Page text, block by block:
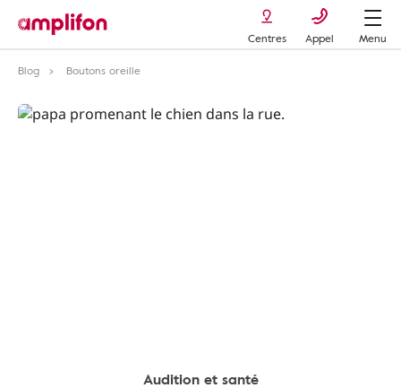
Centres Appel
Menu
Blog
Boutons oreille
Audition et santé